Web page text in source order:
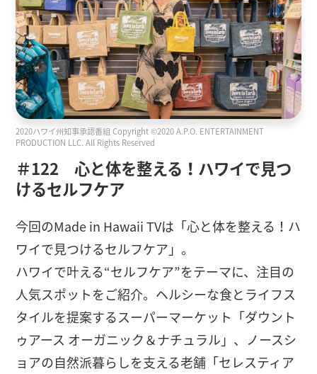
2020ハワイ州知事承認番組 Copyright ©2020 A.P.O. ENTERTAINMENT
PRODUCTION LLC. All Rights Reserved
＃122 心と体を整える！ハワイで見つ
けるセルフケア
今回のMade in Hawaii TVは「心と体を整える！ハ
ワイで見つけるセルフケア」。
ハワイで叶える“セルフケア”をテーマに、注目の
人気スポットをご紹介。ヘルシーな食とライフス
タイルを提案するスーパーマーケット「ダウント
ゥアース オーガニック＆ナチュラル」、ノースシ
ョアの自然派暮らしを支える老舗「セレスティア